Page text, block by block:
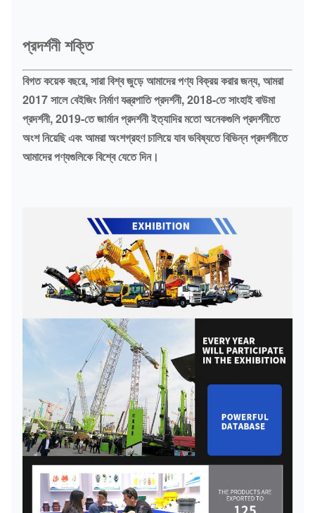
প্রদর্শনী শক্তি
বিগত কয়েক বছরে, সারা বিশ্ব জুড়ে আমাদের পণ্য বিক্রয় করার জন্য, আমরা
2017 সালে বেইজিং নির্মাণ যন্ত্রপাতি প্রদর্শনী, 2018-তে সাংহাই বাউমা
প্রদর্শনী, 2019-তে জার্মান প্রদর্শনী ইত্যাদির মতো অনেকগুলি প্রদর্শনীতে
অংশ নিয়েছি এবং আমরা অংশগ্রহণ চালিয়ে যাব ভবিষ্যতে বিভিন্ন প্রদর্শনীতে
আমাদের পণ্যগুলিকে বিশ্বে যেতে দিন।